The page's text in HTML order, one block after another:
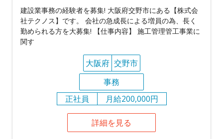
建設業事務の経験者を募集! 大阪府交野市にある【株式会
社テクノス】です。 会社の急成長による増員の為、長く
勤められる方を大募集! 【仕事内容】 施工管理管工事業に
関す
大阪府 交野市
事務
正社員
月給200,000円
詳細を見る